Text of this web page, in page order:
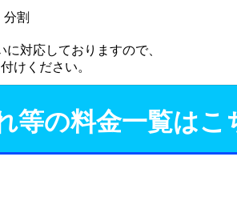
対応しておりますので、
けください。
等の料金一覧はこ